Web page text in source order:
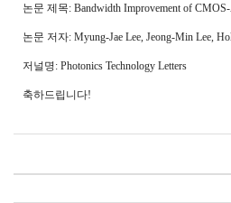
논문 제목: Bandwidth Improvement of
논문 저자: Myung-Jae Lee, Jeong-Min Lee,
저널명: Photonics Technology Letters
축하드립니다!